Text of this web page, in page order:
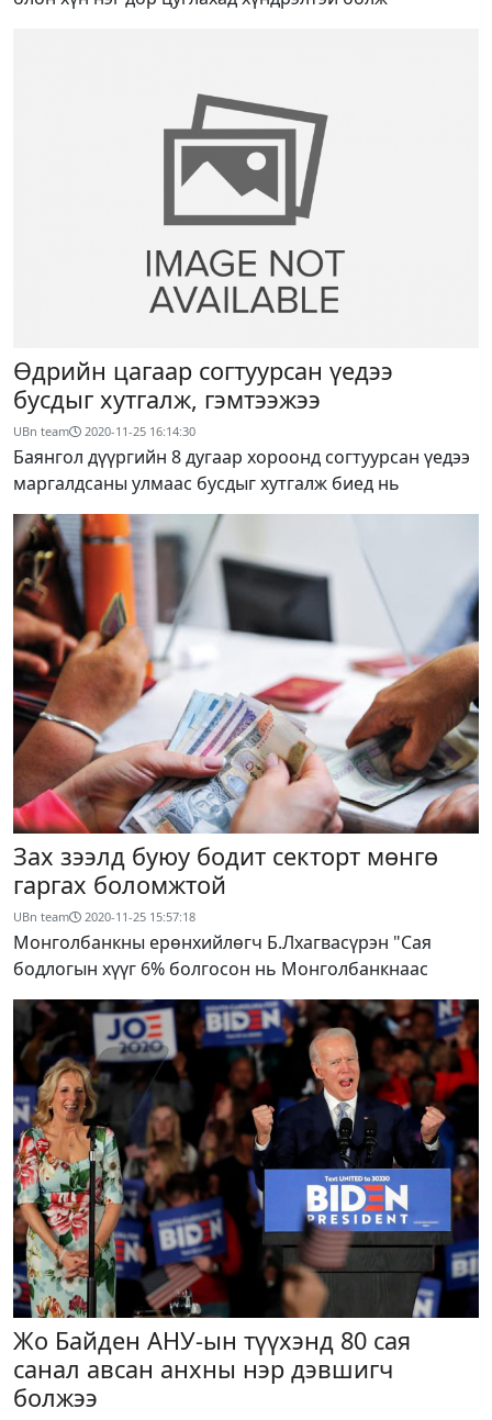
Өдрийн цагаар согтуурсан үедээ
бусдыг хутгалж, гэмтээжээ
UBn team 2020-11-25 16:14:30
Баянгол дүүргийн 8 дугаар хороонд согтуурсан үедээ
маргалдсаны улмаас бусдыг хутгалж биед нь
Зах зээлд буюу бодит секторт мөнгө
гаргах боломжтой
UBn team 2020-11-25 15:57:18
Монголбанкны ерөнхийлөгч Б.Лхагвасүрэн "Сая
бодлогын хүүг 6% болгосон нь Монголбанкнаас
Жо Байден АНУ-ын түүхэнд 80 сая
санал авсан анхны нэр дэвшигч
болжээ